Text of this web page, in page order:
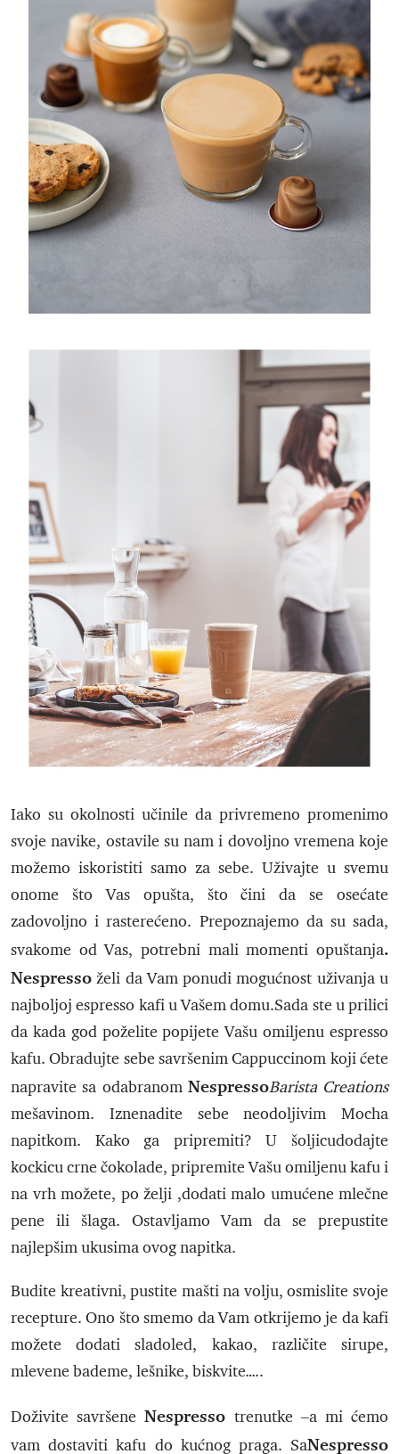
Iako su okolnosti učinile da privremeno promenimo
svoje navike, ostavile su nam i dovoljno vremena koje
možemo iskoristiti samo za sebe. Uživajte u svemu
onome što Vas opušta, što čini da se osećate
zadovoljno i rasterećeno. Prepoznajemo da su sada,
svakome od Vas, potrebni mali momenti opuštanja.
Nespresso želi da Vam ponudi mogućnost uživanja u
najboljoj espresso kafi u Vašem domu.Sada ste u prilici
da kada god poželite popijete Vašu omiljenu espresso
kafu. Obradujte sebe savršenim Cappuccinom koji ćete
napravite sa odabranom NespressoBarista Creations
mešavinom. Iznenadite sebe neodoljivim Mocha
napitkom. Kako ga pripremiti? U šoljicudodajte
kockicu crne čokolade, pripremite Vašu omiljenu kafu i
na vrh možete, po želji ,dodati malo umućene mlečne
pene ili šlaga. Ostavljamo Vam da se prepustite
najlepšim ukusima ovog napitka.
Budite kreativni, pustite mašti na volju, osmislite svoje
recepture. Ono što smemo da Vam otkrijemo je da kafi
možete dodati sladoled, kakao, različite sirupe,
mlevene bademe, lešnike, biskvite…..
Doživite savršeneNespresso trenutke –a mi ćemo
vam dostaviti kafu do kućnog praga. SaNespresso